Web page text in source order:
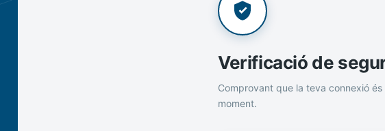
Verificació de
Comprovant que la teva connexió és
moment.